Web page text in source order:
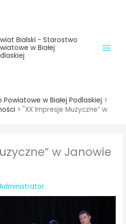
Bialski - Starostwo
w Białej
w Białej Podlaskiej >
> "XX Impresje Muzyczne” w
w Janowie